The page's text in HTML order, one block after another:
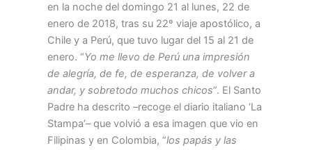
en la noche del domingo 21 al lunes, 22 de
enero de 2018, tras su 22º viaje apostólico, a
Chile y a Perú, que tuvo lugar del 15 al 21 de
enero. “Yo me llevo de Perú una impresión
de alegría, de fe, de esperanza, de volver a
andar, y sobretodo muchos chicos”. El Santo
Padre ha descrito –recoge el diario italiano ‘La
Stampa’– que volvió a esa imagen que vio en
Filipinas y en Colombia, “los papás y las